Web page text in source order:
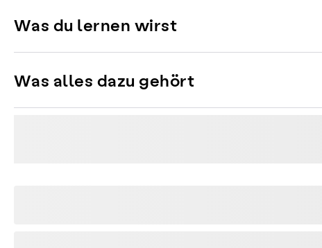
Was du lernen wirst
Was alles dazu gehört